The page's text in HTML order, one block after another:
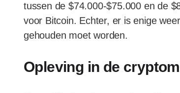
tussen de $74.000-$75.000 en de
voor Bitcoin. Echter, er is enige
gehouden moet worden.
Opleving in de